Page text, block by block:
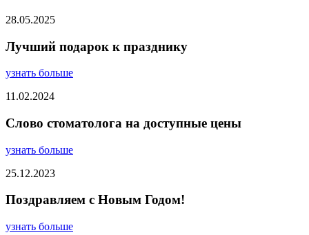
28.05.2025
Лучший подарок к празднику
узнать больше
11.02.2024
Слово стоматолога на доступные цены
узнать больше
25.12.2023
Поздравляем с Новым Годом!
узнать больше